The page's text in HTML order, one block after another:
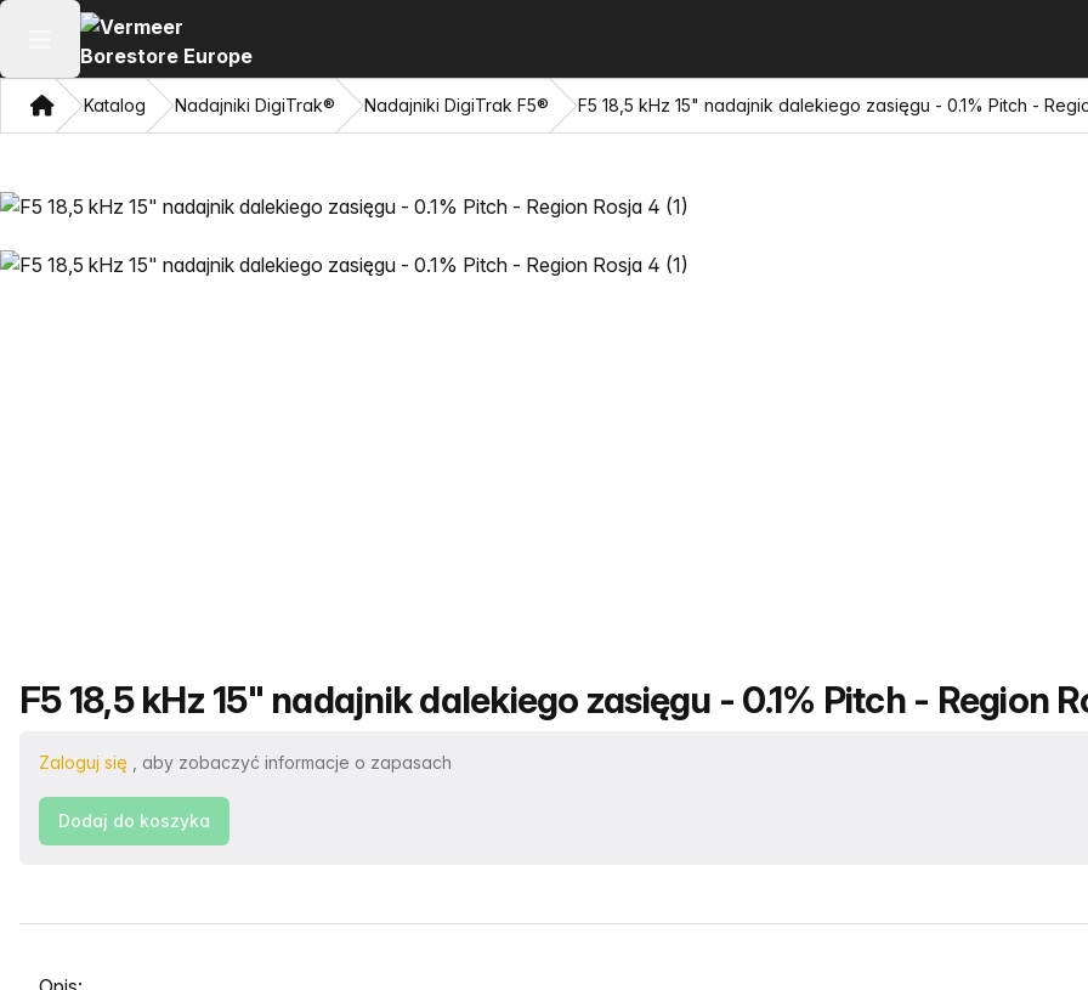
Otwórz menu główne
DomKatalog Nadajniki DigiTrak® Nadajniki DigiTrak F5® F5 18,5 kHz 15" nadajnik dalekiego zasięgu - 0.1% Pitch -
Nazwa produktu
F5 18,5 kHz 15" nadajnik dalekiego zasięgu - 0.1% Pitch - Region
Zaloguj się , aby zobaczyć informacje o zapasach
Dodaj do koszyka
Wybierz kartę